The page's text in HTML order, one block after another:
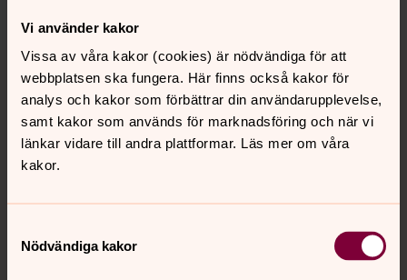
Vi använder kakor
Vissa av våra kakor (cookies) är nödvändiga för att
webbplatsen ska fungera. Här finns också kakor för
analys och kakor som förbättrar din användarupplevelse,
samt kakor som används för marknadsföring och när vi
länkar vidare till andra plattformar. Läs mer om våra
kakor.
Nödvändiga kakor
Tillbaka till toppen
Tillbaka till innehållet
Kontakt